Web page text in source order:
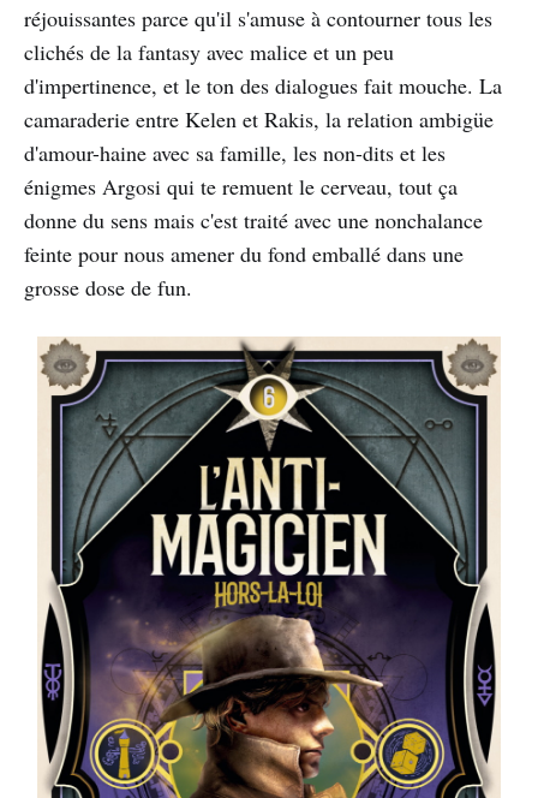
réjouissantes parce qu'il s'amuse à contourner tous les
clichés de la fantasy avec malice et un peu
d'impertinence, et le ton des dialogues fait mouche. La
camaraderie entre Kelen et Rakis, la relation ambigüe
d'amour-haine avec sa famille, les non-dits et les
énigmes Argosi qui te remuent le cerveau, tout ça
donne du sens mais c'est traité avec une nonchalance
feinte pour nous amener du fond emballé dans une
grosse dose de fun.